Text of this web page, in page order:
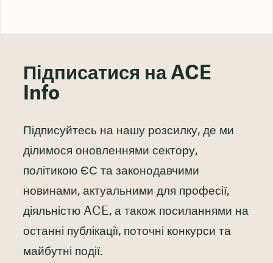
Підписатися на ACE
Info
Підписуйтесь на нашу розсилку, де ми
ділимося оновленнями сектору,
політикою ЄС та законодавчими
новинами, актуальними для професії,
діяльністю ACE, а також посиланнями на
останні публікації, поточні конкурси та
майбутні події.